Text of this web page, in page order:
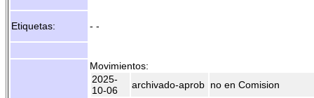
Etiquetas: - -
Movimientos:
2025-
10-06
archivado-aprob no en Comision